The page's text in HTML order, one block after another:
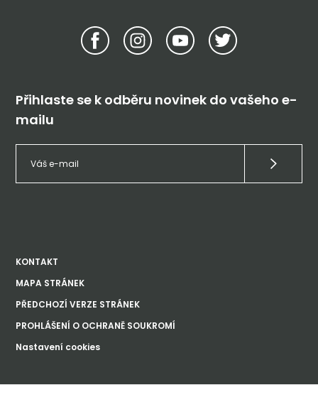
Přihlaste se k odběru novinek do vašeho e-
mailu
KONTAKT
MAPA STRÁNEK
PŘEDCHOZÍ VERZE STRÁNEK
PROHLÁŠENÍ O OCHRANĚ SOUKROMÍ
Nastavení cookies